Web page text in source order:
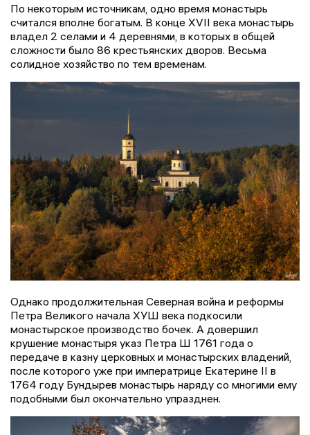
По некоторым источникам, одно время монастырь
считался вполне богатым. В конце XVII века монастырь
владел 2 селами и 4 деревнями, в которых в общей
сложности было 86 крестьянских дворов. Весьма
солидное хозяйство по тем временам.
Однако продолжительная Северная война и реформы
Петра Великого начала ХУШ века подкосили
монастырское производство бочек. А довершил
крушение монастыря указ Петра Ш 1761 года о
передаче в казну церковных и монастырских владений,
после которого уже при императрице Екатерине II в
1764 году Бундырев монастырь наряду со многими ему
подобными был окончательно упразднен.